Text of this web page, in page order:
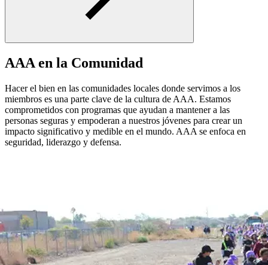
AAA en la Comunidad
Hacer el bien en las comunidades locales donde servimos a los
miembros es una parte clave de la cultura de AAA. Estamos
comprometidos con programas que ayudan a mantener a las
personas seguras y empoderan a nuestros jóvenes para crear un
impacto significativo y medible en el mundo. AAA se enfoca en
seguridad, liderazgo y defensa.